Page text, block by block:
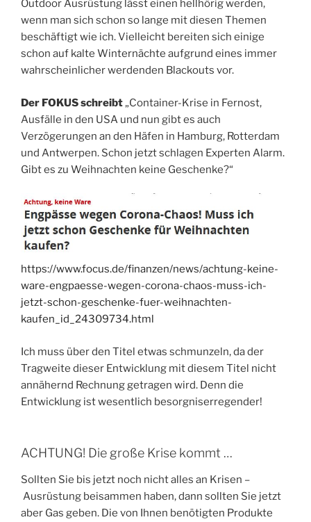
Outdoor Ausrüstung lässt einen hellhörig werden,
wenn man sich schon so lange mit diesen Themen
beschäftigt wie ich. Vielleicht bereiten sich einige
schon auf kalte Winternächte aufgrund eines immer
wahrscheinlicher werdenden Blackouts vor.
Der FOKUS schreibt„Container-Krise in Fernost,
Ausfälle in den USA und nun gibt es auch
Verzögerungen an den Häfen in Hamburg, Rotterdam
und Antwerpen. Schon jetzt schlagen Experten Alarm.
Gibt es zu Weihnachten keine Geschenke?“
https://www.focus.de/finanzen/news/achtung-keine-
ware-engpaesse-wegen-corona-chaos-muss-ich-
jetzt-schon-geschenke-fuer-weihnachten-
kaufen_id_24309734.html
Ich muss über den Titel etwas schmunzeln, da der
Tragweite dieser Entwicklung mit diesem Titel nicht
annähernd Rechnung getragen wird. Denn die
Entwicklung ist wesentlich besorgniserregender!
ACHTUNG! Die große Krise kommt …
Sollten Sie bis jetzt noch nicht alles an Krisen –
Ausrüstung beisammen haben, dann sollten Sie jetzt
aber Gas geben. Die von Ihnen benötigten Produkte